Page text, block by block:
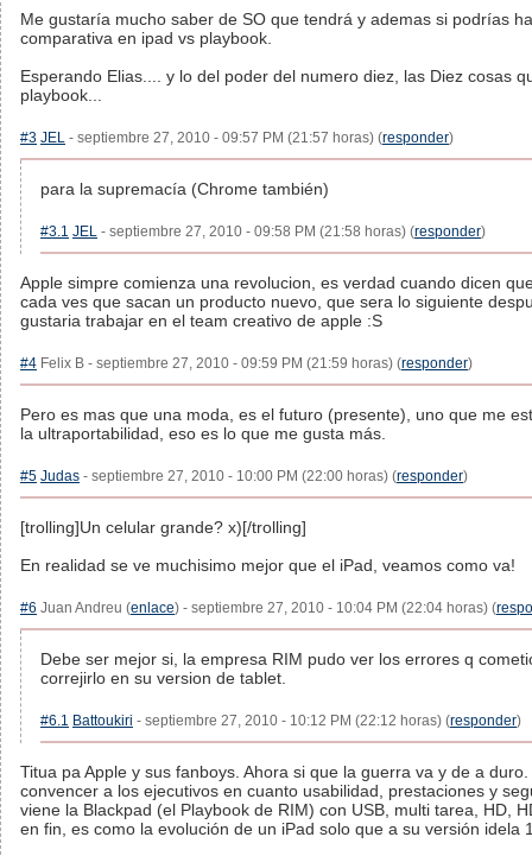
Me gustaría mucho saber de SO que tendrá y ademas si podrías
comparativa en ipad vs playbook.
Esperando Elias.... y lo del poder del numero diez, las Diez cosas
playbook...
#3 JEL - septiembre 27, 2010 - 09:57 PM (21:57 horas) (responder)
para la supremacía (Chrome también)
#3.1 JEL - septiembre 27, 2010 - 09:58 PM (21:58 horas) (responder)
Apple simpre comienza una revolucion, es verdad cuando dicen
cada ves que sacan un producto nuevo, que sera lo siguiente
gustaria trabajar en el team creativo de apple :S
#4 Felix B - septiembre 27, 2010 - 09:59 PM (21:59 horas) (responder)
Pero es mas que una moda, es el futuro (presente), uno que me
la ultraportabilidad, eso es lo que me gusta más.
#5 Judas - septiembre 27, 2010 - 10:00 PM (22:00 horas) (responder)
[trolling]Un celular grande? x)[/trolling]
En realidad se ve muchisimo mejor que el iPad, veamos como va!
#6 Juan Andreu (enlace) - septiembre 27, 2010 - 10:04 PM (22:04 horas) (
Debe ser mejor si, la empresa RIM pudo ver los errores q
correjirlo en su version de tablet.
#6.1 Battoukiri - septiembre 27, 2010 - 10:12 PM (22:12 horas) (responder)
Titua pa Apple y sus fanboys. Ahora si que la guerra va y de a
convencer a los ejecutivos en cuanto usabilidad, prestaciones y
viene la Blackpad (el Playbook de RIM) con USB, multi tarea, HD,
en fin, es como la evolución de un iPad solo que a su versión idela